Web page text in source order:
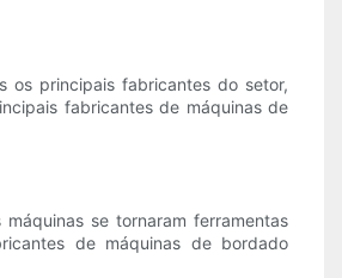
os principais fabricantes do setor,
fabricantes de máquinas de
se tornaram ferramentas
de máquinas de bordado